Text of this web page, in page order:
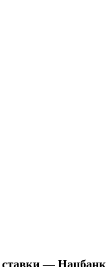
ставки — Нацбанк